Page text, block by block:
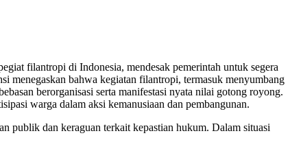
filantropi di Indonesia, mendesak pemerintah untuk segera
menegaskan bahwa kegiatan filantropi, termasuk menyumbang
berorganisasi serta manifestasi nyata nilai gotong royong.
warga dalam aksi kemanusiaan dan pembangunan.
publik dan keraguan terkait kepastian hukum. Dalam situasi